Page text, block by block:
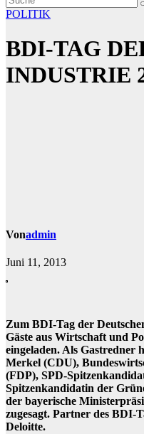
POLITIK
BDI-TAG
INDUSTRIE
Vonadmin
Juni 11, 2013
Zum BDI-Tag der
Gäste aus Wirtschaft und
eingeladen. Als Gastredner
Merkel (CDU),
(FDP), SPD-
Spitzenkandidatin der
der bayerische
zugesagt. Partner des BDI-
Deloitte.